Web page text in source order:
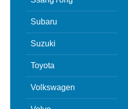
Subaru
Suzuki
Toyota
Volkswagen